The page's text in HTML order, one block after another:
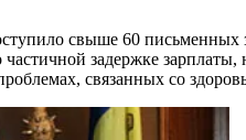
свыше 60 пись­менных
задержке
связанных со